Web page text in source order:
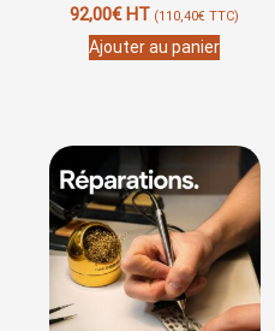
92,00€HT (110,40€ TTC)
Ajouter au panier